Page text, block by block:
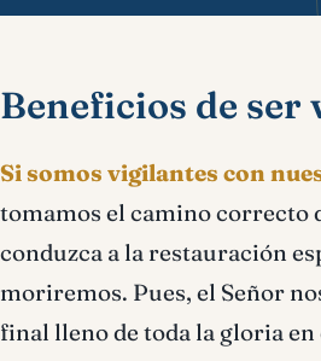
Beneficios de ser
Si somos vigilantes con
tomamos el camino correcto
conduzca a la restauración
moriremos. Pues, el Señor
final lleno de toda la gloria en